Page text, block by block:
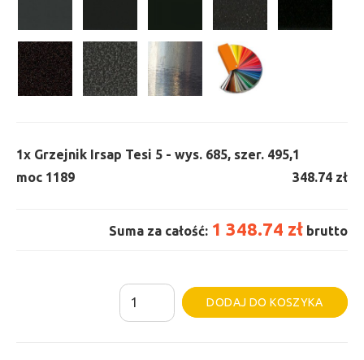
1x Grzejnik Irsap Tesi 5 - wys. 685, szer. 495,
moc 1189
1
348.74 zł
Suma za całość: 1 348.74 zł brutto
ilość
Grzejnik
DODAJ DO KOSZYKA